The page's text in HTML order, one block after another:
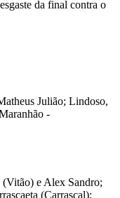
da final contra o
Julião; Lindoso,
-
e Alex Sandro;
(Carrascal);